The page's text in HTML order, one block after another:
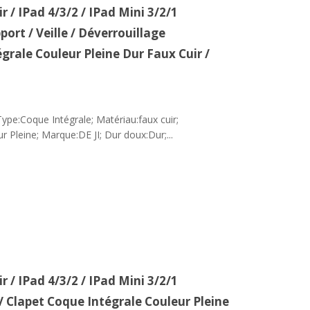
/ IPad 4/3/2 / IPad Mini 3/2/1
/ Veille / Déverrouillage
Couleur Pleine Dur Faux Cuir /
Intégrale; Matériau:faux cuir;
Pleine; Marque:DE JI; Dur doux:Dur;...
/ IPad 4/3/2 / IPad Mini 3/2/1
Coque Intégrale Couleur Pleine